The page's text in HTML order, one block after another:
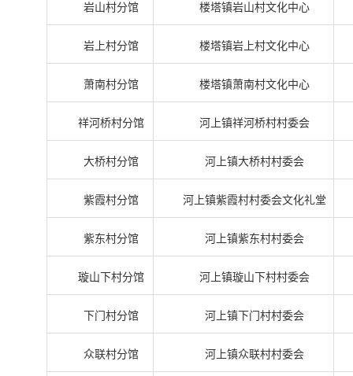
岩山村分馆 楼塔镇岩山村文化中心
岩上村分馆 楼塔镇岩上村文化中心
萧南村分馆 楼塔镇萧南村文化中心
祥河桥村分馆 河上镇祥河桥村村委会
大桥村分馆 河上镇大桥村村委会
紫霞村分馆 河上镇紫霞村村委会文化礼堂
紫东村分馆 河上镇紫东村村委会
璇山下村分馆 河上镇璇山下村村委会
下门村分馆 河上镇下门村村委会
众联村分馆 河上镇众联村村委会